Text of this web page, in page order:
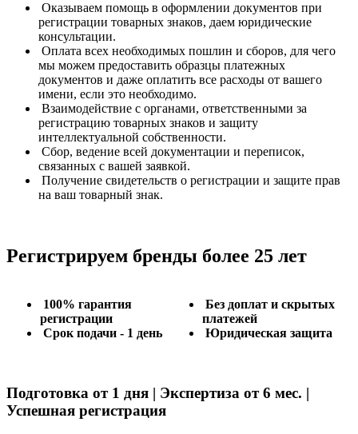
Оказываем помощь в оформлении документов при
регистрации товарных знаков, даем юридические
консультации.
Оплата всех необходимых пошлин и сборов, для чего
мы можем предоставить образцы платежных
документов и даже оплатить все расходы от вашего
имени, если это необходимо.
Взаимодействие с органами, ответственными за
регистрацию товарных знаков и защиту
интеллектуальной собственности.
Сбор, ведение всей документации и переписок,
связанных с вашей заявкой.
Получение свидетельств о регистрации и защите прав
на ваш товарный знак.
Регистрируем бренды более 25 лет
100% гарантия
регистрации
Срок подачи - 1 день
Без доплат и скрытых
платежей
Юридическая защита
Подготовка от 1 дня | Экспертиза от 6 мес. |
Успешная регистрация